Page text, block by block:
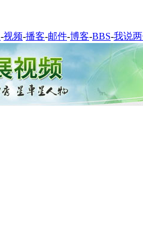
-视频-播客-邮件-博客-BBS-我说